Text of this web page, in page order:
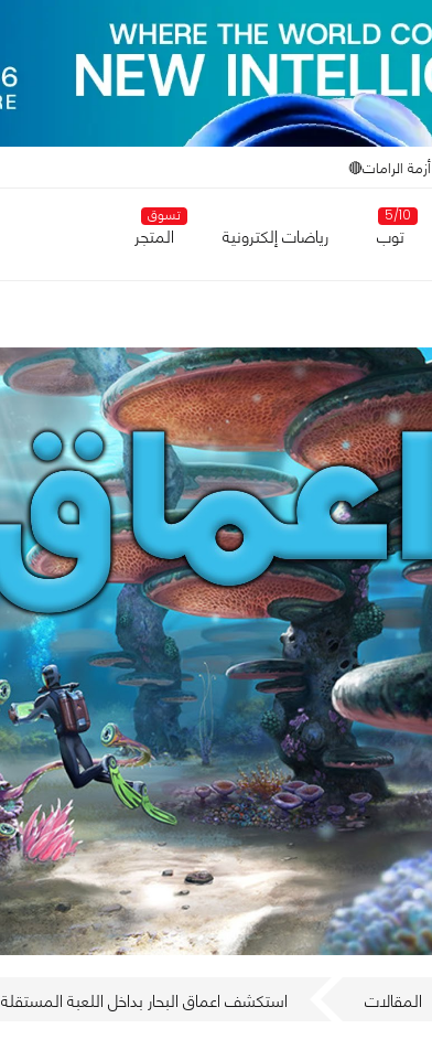
أزمة الرامات🔴
5/10
توب رياضات إلكترونية
تسوق
المتجر
المقالات استكشف اعماق البحار بداخل اللعبة المستقلة Subnautica